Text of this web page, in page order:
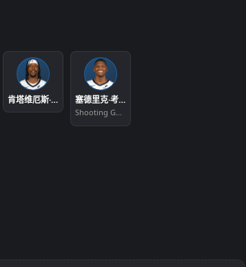
肯塔维厄斯·卡德维尔·波普 塞德里克·考沃德
Shooting Guard